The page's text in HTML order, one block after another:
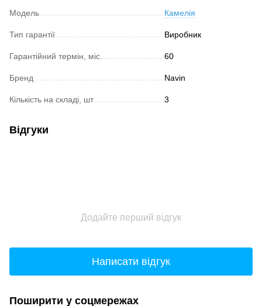
Модель Камелія
Тип гарантії Виробник
Гарантійний термін, міс. 60
Бренд Navin
Кількість на складі, шт 3
Відгуки
Додайте перший відгук
Написати відгук
Поширити у соцмережах